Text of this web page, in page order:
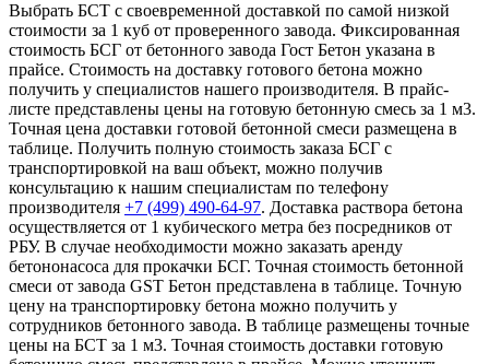
Выбрать БСТ с своевременной доставкой по самой низкой
стоимости за 1 куб от проверенного завода. Фиксированная
стоимость БСГ от бетонного завода Гост Бетон указана в
прайсе. Стоимость на доставку готового бетона можно
получить у специалистов нашего производителя. В прайс-
листе представлены цены на готовую бетонную смесь за 1 м3.
Точная цена доставки готовой бетонной смеси размещена в
таблице. Получить полную стоимость заказа БСГ с
транспортировкой на ваш объект, можно получив
консультацию к нашим специалистам по телефону
производителя +7 (499) 490-64-97. Доставка раствора бетона
осуществляется от 1 кубического метра без посредников от
РБУ. В случае необходимости можно заказать аренду
бетононасоса для прокачки БСГ. Точная стоимость бетонной
смеси от завода GST Бетон представлена в таблице. Точную
цену на транспортировку бетона можно получить у
сотрудников бетонного завода. В таблице размещены точные
цены на БСТ за 1 м3. Точная стоимость доставки готовую